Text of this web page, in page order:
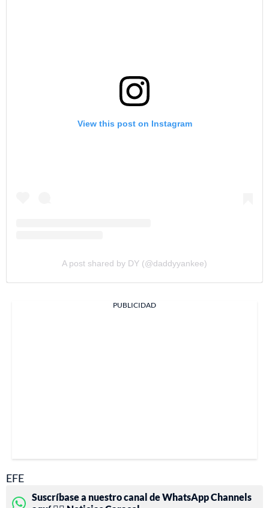
View this post on Instagram
A post shared by DY (@daddyyankee)
PUBLICIDAD
EFE
Suscríbase a nuestro canal de WhatsApp Channels